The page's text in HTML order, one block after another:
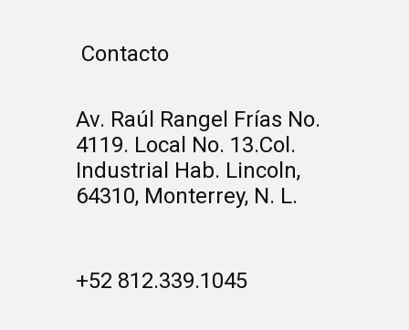
Contacto
Av. Raúl Rangel Frías No.
4119. Local No. 13.Col.
Industrial Hab. Lincoln,
64310, Monterrey, N. L.
+52 812.339.1045